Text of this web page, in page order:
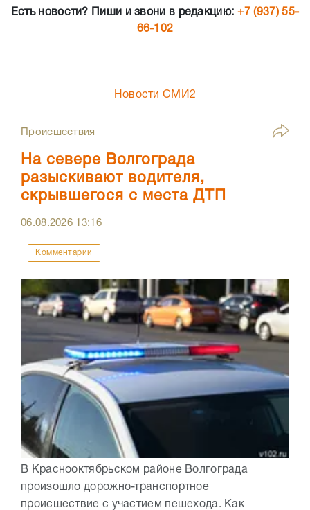
Есть новости? Пиши и звони в редакцию: +7 (937) 55-
66-102
Новости СМИ2
Происшествия
На севере Волгограда
разыскивают водителя,
скрывшегося с места ДТП
06.08.2026 13:16
Комментарии
В Краснооктябрьском районе Волгограда
произошло дорожно-транспортное
происшествие с участием пешехода. Как